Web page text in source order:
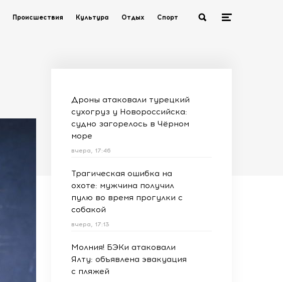
Происшествия Культура Отдых Спорт
Дроны атаковали турецкий
сухогруз у Новороссийска:
судно загорелось в Чёрном
море
вчера, 17:46
Трагическая ошибка на
охоте: мужчина получил
пулю во время прогулки с
собакой
вчера, 17:13
Молния! БЭКи атаковали
Ялту: объявлена эвакуация
с пляжей